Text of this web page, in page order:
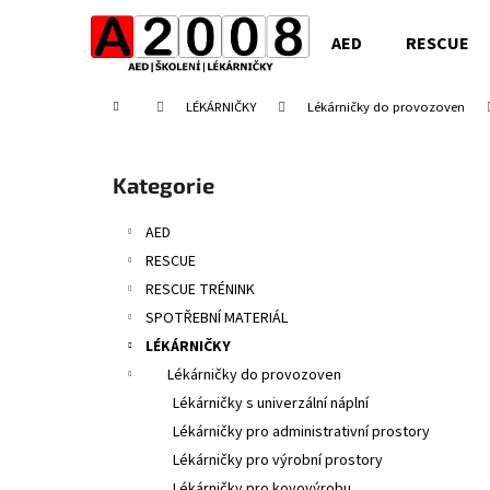
AED RESCUE
Domů LÉKÁRNIČKY Lékárničky do provozoven
Přeskočit
kategorie
Kategorie
AED
RESCUE
RESCUE TRÉNINK
SPOTŘEBNÍ MATERIÁL
LÉKÁRNIČKY
Lékárničky do provozoven
Lékárničky s univerzální náplní
Lékárničky pro administrativní prostory
Lékárničky pro výrobní prostory
Zpět
Zpět